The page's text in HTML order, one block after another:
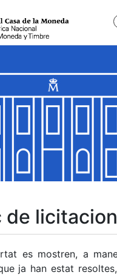
de
es mostren, a
ja han estat